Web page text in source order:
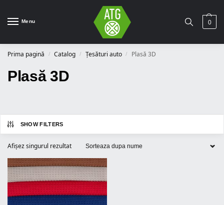
Menu 0
Prima pagină / Catalog / Țesături auto / Plasă 3D
Plasă 3D
SHOW FILTERS
Afișez singurul rezultat